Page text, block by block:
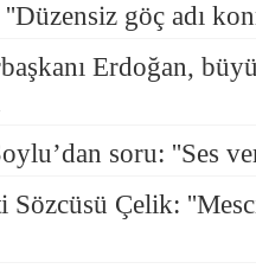
göç adı
Erdoğan,
soru: ''Ses
Sözcüsü Çelik: